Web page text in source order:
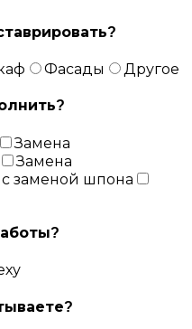
Фасады Другое
Замена
Замена
заменой шпона